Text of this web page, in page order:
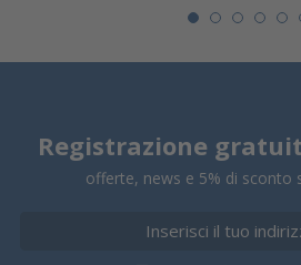
Registrazione
offerte, news e 5% di sconto